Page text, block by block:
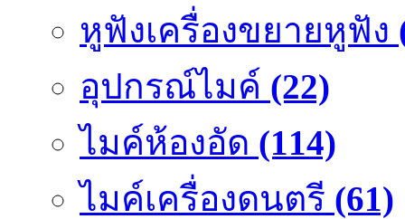
หูฟังเครื่องขยายหูฟัง
อุปกรณ์ไมค์ (22)
ไมค์ห้องอัด (114)
ไมค์เครื่องดนตรี (61)